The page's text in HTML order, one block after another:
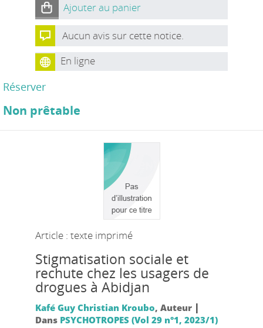
Ajouter au panier
Aucun avis sur cette notice.
En ligne
Réserver
Non prêtable
Article : texte imprimé
Stigmatisation sociale et
rechute chez les usagers de
drogues à Abidjan
Kafé Guy Christian Kroubo, Auteur |
Dans PSYCHOTROPES (Vol 29 n°1, 2023/1)